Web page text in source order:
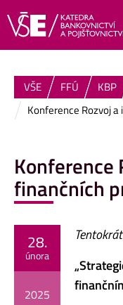
VŠE FFÚ KBP
Konference Rozvoj
Konference
finančních
28.
února
2025